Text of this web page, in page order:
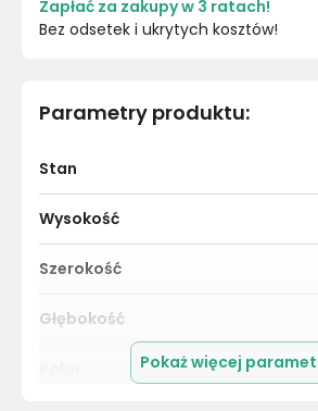
Parametry produktu:
Stan
Wysokość
Szerokość
Głębokość
Pokaż więcej
Zapłać za zakupy w 3 ratach!
Bez odsetek i ukrytych kosztów!